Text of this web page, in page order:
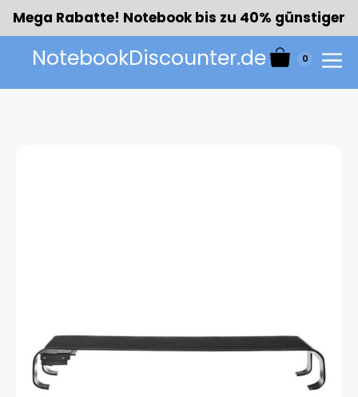
Zum
Inhalt
springen
Mega Rabatte! Notebook bis zu 40% günstiger
NotebookDiscounter.de 0
Menü